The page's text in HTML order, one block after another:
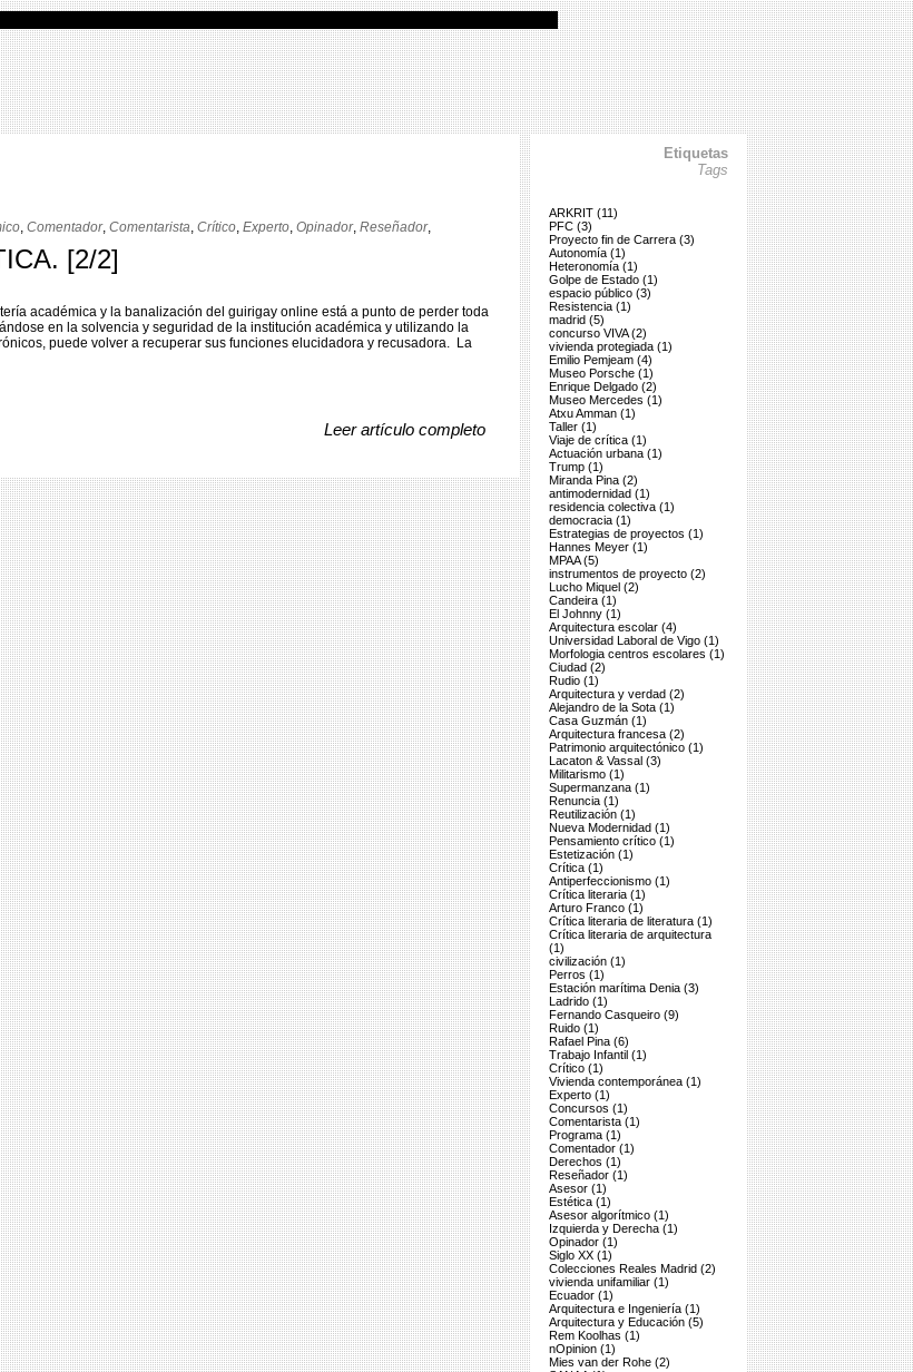
, Comentador, Comentarista, Crítico, Experto, Opinador, Reseñador,
[2/2]
académica y la banalización del guirigay online está a punto de perder toda
en la solvencia y seguridad de la institución académica y utilizando la
puede volver a recuperar sus funciones elucidadora y recusadora. La
Leer artículo completo
Etiquetas
Tags
ARKRIT (11)
PFC (3)
Proyecto fin de Carrera (3)
Autonomía (1)
Heteronomía (1)
Golpe de Estado (1)
espacio público (3)
Resistencia (1)
madrid (5)
concurso VIVA (2)
vivienda protegiada (1)
Emilio Pemjeam (4)
Museo Porsche (1)
Enrique Delgado (2)
Museo Mercedes (1)
Atxu Amman (1)
Taller (1)
Viaje de crítica (1)
Actuación urbana (1)
Trump (1)
Miranda Pina (2)
antimodernidad (1)
residencia colectiva (1)
democracia (1)
Estrategias de proyectos (1)
Hannes Meyer (1)
MPAA (5)
instrumentos de proyecto (2)
Lucho Miquel (2)
Candeira (1)
El Johnny (1)
Arquitectura escolar (4)
Universidad Laboral de Vigo (1)
Morfologia centros escolares (1)
Ciudad (2)
Rudio (1)
Arquitectura y verdad (2)
Alejandro de la Sota (1)
Casa Guzmán (1)
Arquitectura francesa (2)
Patrimonio arquitectónico (1)
Lacaton & Vassal (3)
Militarismo (1)
Supermanzana (1)
Renuncia (1)
Reutilización (1)
Nueva Modernidad (1)
Pensamiento crítico (1)
Estetización (1)
Crítica (1)
Antiperfeccionismo (1)
Crítica literaria (1)
Arturo Franco (1)
Crítica literaria de literatura (1)
Crítica literaria de arquitectura
(1)
civilización (1)
Perros (1)
Estación marítima Denia (3)
Ladrido (1)
Fernando Casqueiro (9)
Ruido (1)
Rafael Pina (6)
Trabajo Infantil (1)
Crítico (1)
Vivienda contemporánea (1)
Experto (1)
Concursos (1)
Comentarista (1)
Programa (1)
Comentador (1)
Derechos (1)
Reseñador (1)
Asesor (1)
Estética (1)
Asesor algorítmico (1)
Izquierda y Derecha (1)
Opinador (1)
Siglo XX (1)
Colecciones Reales Madrid (2)
vivienda unifamiliar (1)
Ecuador (1)
Arquitectura e Ingeniería (1)
Arquitectura y Educación (5)
Rem Koolhas (1)
nOpinion (1)
Mies van der Rohe (2)